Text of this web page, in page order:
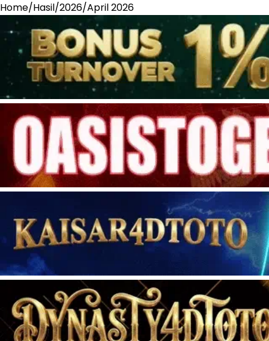
Home/Hasil/2026/April 2026